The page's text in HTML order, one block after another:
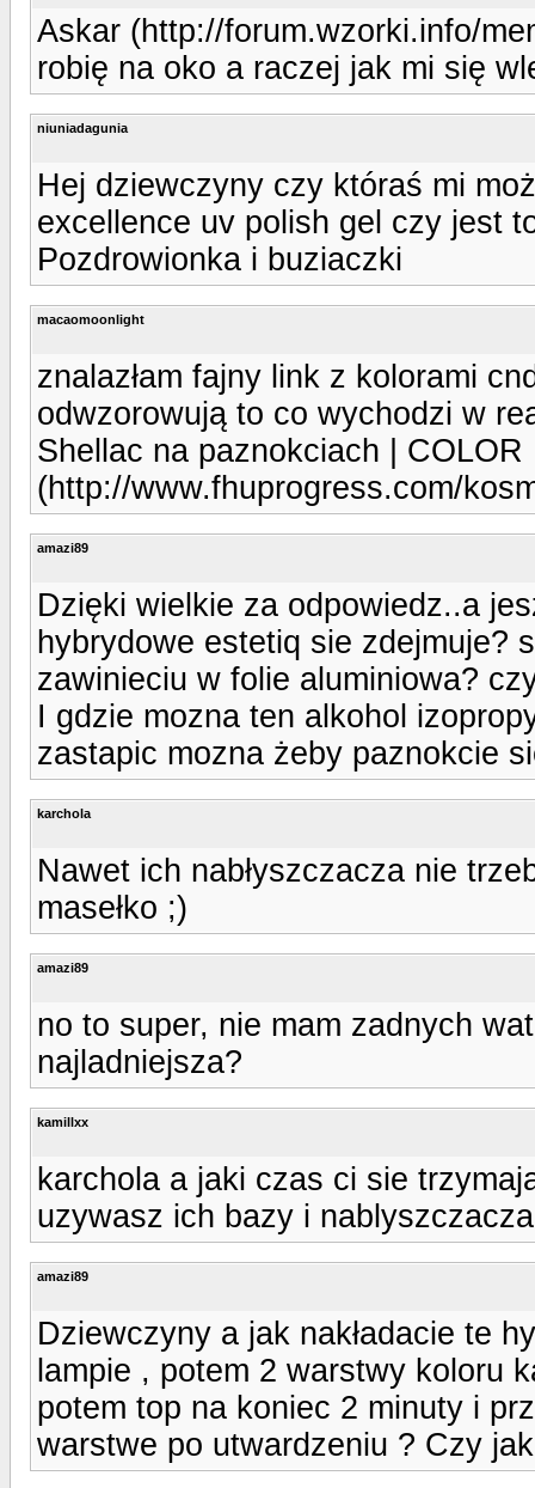
Askar (http://forum.wzorki.info/
robię na oko a raczej jak mi się
niuniadagunia
Hej dziewczyny czy któraś mi
excellence uv polish gel czy jest
Pozdrowionka i buziaczki
macaomoonlight
znalazłam fajny link z kolorami
odwzorowują to co wychodzi w
Shellac na paznokciach |
(http://www.fhuprogress.com/
amazi89
Dzięki wielkie za odpowiedz..a
hybrydowe estetiq sie zdejmuje?
zawinieciu w folie aluminiowa?
I gdzie mozna ten alkohol
zastapic mozna żeby paznokcie
karchola
Nawet ich nabłyszczacza nie
masełko ;)
amazi89
no to super, nie mam zadnych
najladniejsza?
kamillxx
karchola a jaki czas ci sie
uzywasz ich bazy i
amazi89
Dziewczyny a jak nakładacie te
lampie , potem 2 warstwy koloru
potem top na koniec 2 minuty i
warstwe po utwardzeniu ? Czy